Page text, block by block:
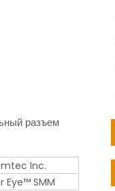
разъем
Inc.
Eye™ SMM